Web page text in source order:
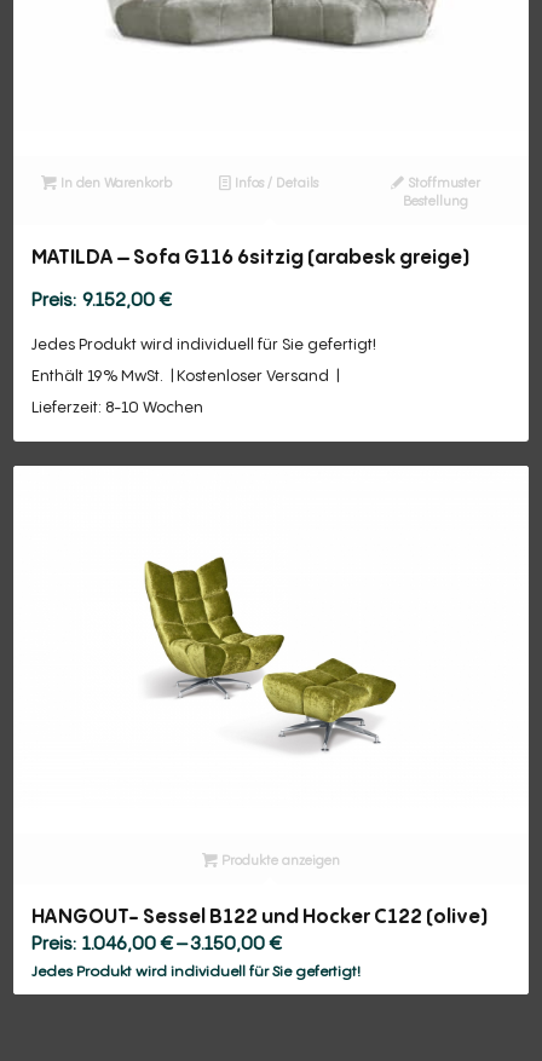
In den Warenkorb Infos / Details
Stoffmuster
Bestellung
MATILDA – Sofa G116 6sitzig (arabesk greige)
9.152,00€
Jedes Produkt wird individuell für Sie gefertigt!
Enthält 19% MwSt.
Kostenloser Versand
Lieferzeit: 8-10 Wochen
Produkte anzeigen
HANGOUT- Sessel B122 und Hocker C122 (olive)
1.046,00€–3.150,00€Preisspanne:
1.046,00 €
bis
Jedes Produkt wird individuell für Sie gefertigt!